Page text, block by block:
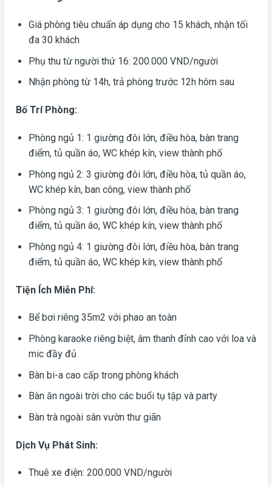
Giá phòng tiêu chuẩn áp dụng cho 15 khách, nhận tối
đa 30 khách
Phụ thu từ người thứ 16: 200.000 VND/người
Nhận phòng từ 14h, trả phòng trước 12h hôm sau
Bố Trí Phòng:
Phòng ngủ 1: 1 giường đôi lớn, điều hòa, bàn trang
điểm, tủ quần áo, WC khép kín, view thành phố
Phòng ngủ 2: 3 giường đôi lớn, điều hòa, tủ quần áo,
WC khép kín, ban công, view thành phố
Phòng ngủ 3: 1 giường đôi lớn, điều hòa, bàn trang
điểm, tủ quần áo, WC khép kín, view thành phố
Phòng ngủ 4: 1 giường đôi lớn, điều hòa, bàn trang
điểm, tủ quần áo, WC khép kín, view thành phố
Tiện Ích Miễn Phí:
Bể bơi riêng 35m2 với phao an toàn
Phòng karaoke riêng biệt, âm thanh đỉnh cao với loa và
mic đầy đủ
Bàn bi-a cao cấp trong phòng khách
Bàn ăn ngoài trời cho các buổi tụ tập và party
Bàn trà ngoài sân vườn thư giãn
Dịch Vụ Phát Sinh:
Thuê xe điện: 200.000 VND/người